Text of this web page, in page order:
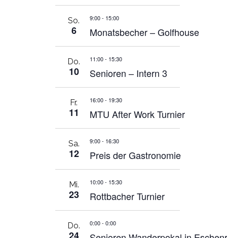
So.
6
9:00- 15:00
Monatsbecher – Golfhouse
Do.
10
11:00- 15:30
Senioren – Intern 3
Fr.
11
16:00- 19:30
MTU After Work Turnier
Sa.
12
9:00- 16:30
Preis der Gastronomie
Mi.
23
10:00- 15:30
Rottbacher Turnier
Do. 0:00- 0:00